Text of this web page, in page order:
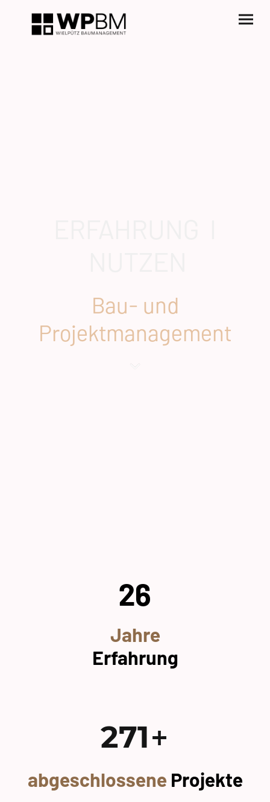
Bau- und
Projektmanagement
26
Jahre
Erfahrung
271+
abgeschlossene Projekte